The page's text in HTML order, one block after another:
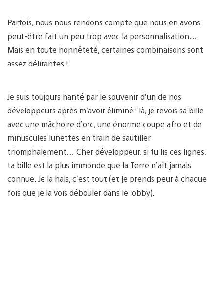
Parfois, nous nous rendons compte que nous en avons
peut-être fait un peu trop avec la personnalisation…
Mais en toute honnêteté, certaines combinaisons sont
assez délirantes !
Je suis toujours hanté par le souvenir d’un de nos
développeurs après m’avoir éliminé : là, je revois sa bille
avec une mâchoire d’orc, une énorme coupe afro et de
minuscules lunettes en train de sautiller
triomphalement… Cher développeur, si tu lis ces lignes,
ta bille est la plus immonde que la Terre n’ait jamais
connue. Je la hais, c’est tout (et je prends peur à chaque
fois que je la vois débouler dans le lobby).